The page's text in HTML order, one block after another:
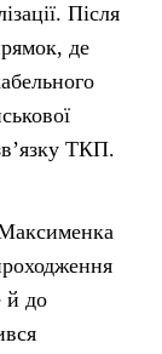
Після
де
ТКП.
й до